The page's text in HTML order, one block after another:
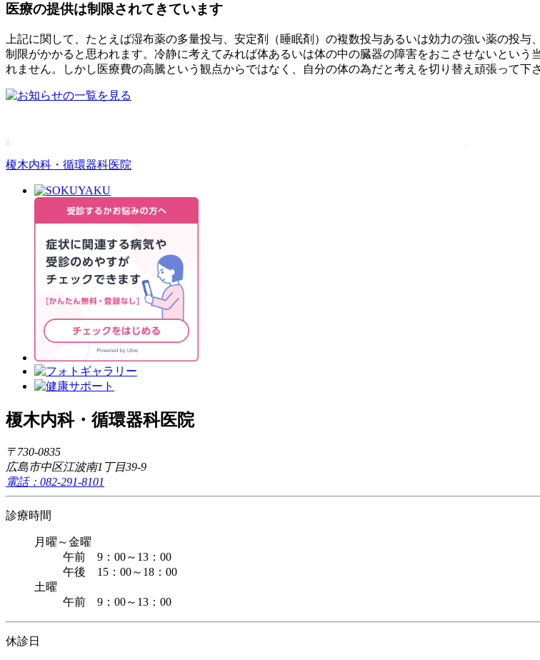
医療の提供は制限されてきています
上記に関して、たとえば湿布薬の多量投与、安定剤（睡眠剤）の複数投与あるいは効力の強い薬の投
制限がかかると思われます。冷静に考えてみれば体あるいは体の中の臓器の障害をおこさせないとい
れません。しかし医療費の高騰という観点からではなく、自分の体の為だと考えを切り替え頑張って下
榎木内科・循環器科医院
榎木内科・循環器科医院
〒730-0835
広島市中区江波南1丁目39-9
電話：082-291-8101
診療時間
月曜～金曜
午前 9：00～13：00
午後 15：00～18：00
土曜
午前 9：00～13：00
休診日